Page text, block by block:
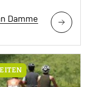
Damme